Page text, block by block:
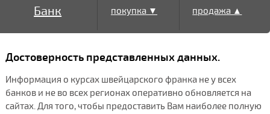
Банк покупка ▼ продажа ▲
Достоверность представленных данных.
Информация о курсах швейцарского франка не у всех
банков и не во всех регионах оперативно обновляется на
сайтах. Для того, чтобы предоставить Вам наиболее полную